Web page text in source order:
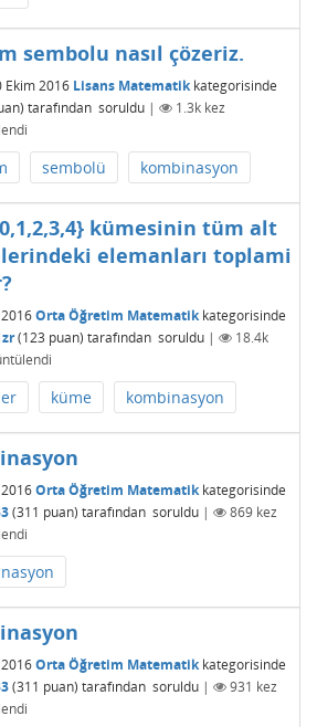
sembolu nasıl çözeriz.
Ekim 2016 Lisans Matematikkategorisinde
tarafından soruldu | 1.3kkez
sembolü kombinasyon
kümesinin tüm alt
elemanları toplami
Orta Öğretim Matematikkategorisinde
(123 puan) tarafından soruldu |
18.4k
küme kombinasyon
Orta Öğretim Matematikkategorisinde
(311 puan) tarafından soruldu | 869kez
Orta Öğretim Matematikkategorisinde
(311 puan) tarafından soruldu | 931 kez